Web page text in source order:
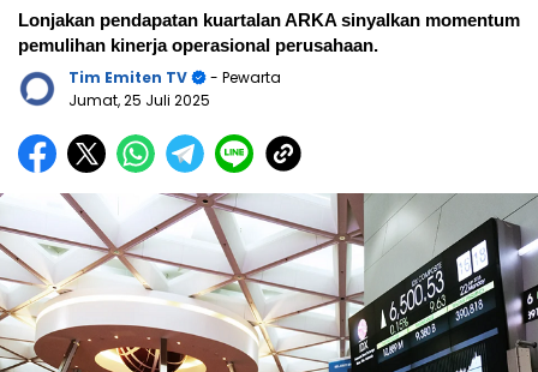
Lonjakan pendapatan kuartalan ARKA sinyalkan momentum
pemulihan kinerja operasional perusahaan.
Tim Emiten TV
- Pewarta
Jumat, 25 Juli 2025